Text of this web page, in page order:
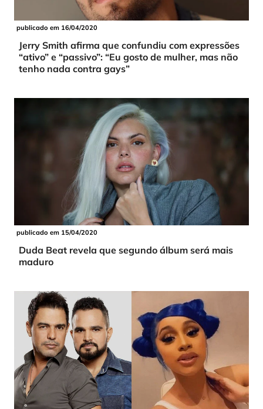
publicado em 16/04/2020
Jerry Smith afirma que confundiu com expressões
“ativo” e “passivo”: “Eu gosto de mulher, mas não
tenho nada contra gays”
publicado em 15/04/2020
Duda Beat revela que segundo álbum será mais
maduro